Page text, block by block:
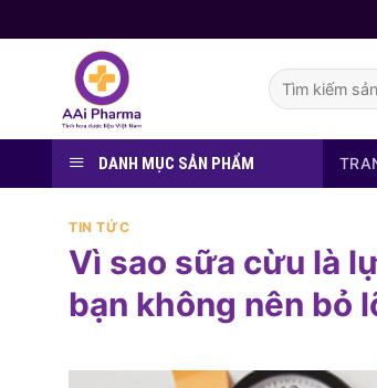
to
Tìm
kiếm:
DANH MỤC SẢN PHẨM
TIN TỨC
Vì sao sữa cừu là
bạn không nên bỏ